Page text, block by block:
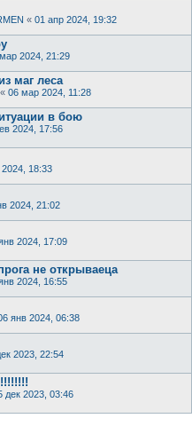
« 01 апр 2024, 19:32
2024, 21:29
маг леса
« 06 мар 2024, 11:28
в бою
2024, 17:56
18:33
2024, 21:02
2024, 17:09
не открываеца
2024, 16:55
янв 2024, 06:38
2023, 22:54
дек 2023, 03:46